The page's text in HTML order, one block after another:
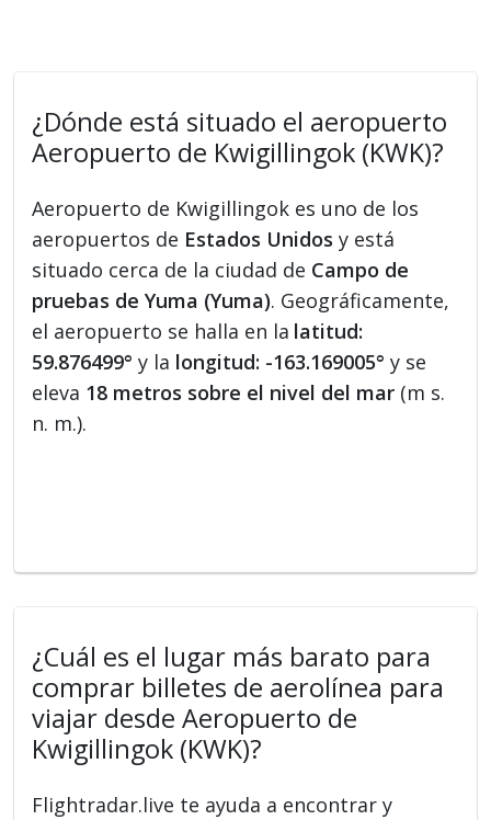
¿Dónde está situado el aeropuerto
Aeropuerto de Kwigillingok (KWK)?
Aeropuerto de Kwigillingok es uno de los
aeropuertos de Estados Unidos y está
situado cerca de la ciudad de Campo de
pruebas de Yuma (Yuma). Geográficamente,
el aeropuerto se halla en la latitud:
59.876499° y la longitud: -163.169005° y se
eleva 18 metros sobre el nivel del mar (m s.
n. m.).
¿Cuál es el lugar más barato para
comprar billetes de aerolínea para
viajar desde Aeropuerto de
Kwigillingok (KWK)?
Flightradar.live te ayuda a encontrar y